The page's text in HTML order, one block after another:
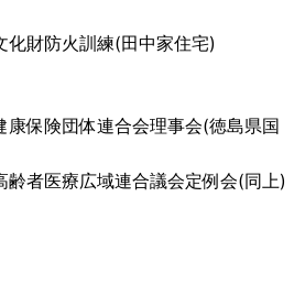
財防火訓練(田中家住宅)
保険団体連合会理事会(徳島県国
者医療広域連合議会定例会(同上)